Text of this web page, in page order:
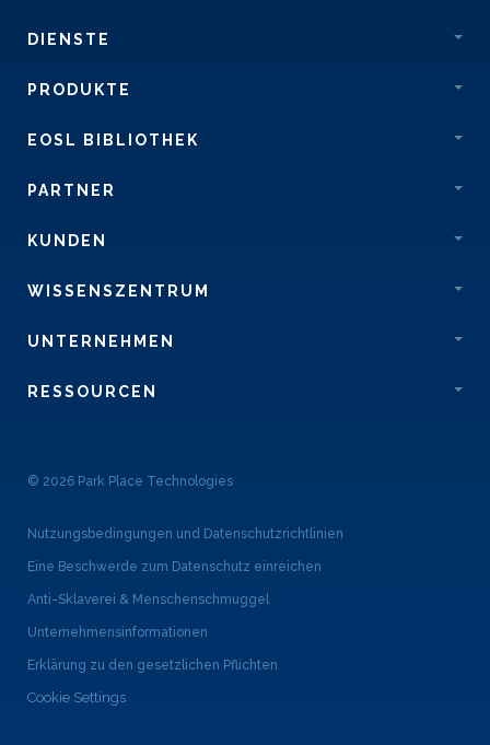
DIENSTE
PRODUKTE
EOSL BIBLIOTHEK
PARTNER
KUNDEN
WISSENSZENTRUM
UNTERNEHMEN
RESSOURCEN
© 2026 Park Place Technologies
Nutzungsbedingungen und Datenschutzrichtlinien
Eine Beschwerde zum Datenschutz einreichen
Anti-Sklaverei & Menschenschmuggel
Unternehmensinformationen
Erklärung zu den gesetzlichen Pflichten
Cookie Settings